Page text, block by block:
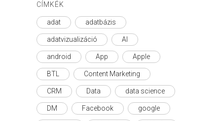
CÍMKÉK
adat adatbázis
adatvizualizáció AI
android App Apple
BTL Content Marketing
CRM Data data science
DM Facebook google